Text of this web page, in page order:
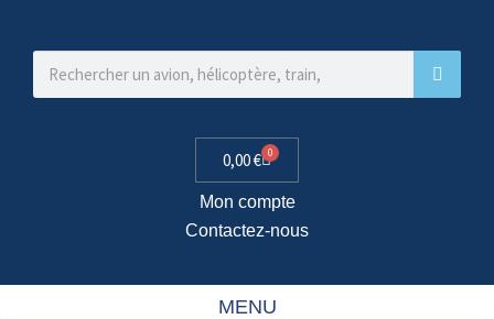
0,00€ 0
Mon compte
Contactez-nous
MENU